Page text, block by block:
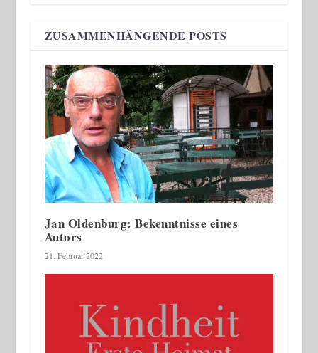
ZUSAMMENHÄNGENDE POSTS
Jan Oldenburg: Bekenntnisse eines
Autors
21. Februar 2022